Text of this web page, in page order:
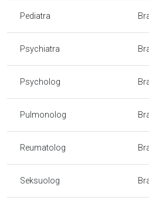
Pediatra
Psychiatra
Psycholog
Pulmonolog
Reumatolog
Seksuolog